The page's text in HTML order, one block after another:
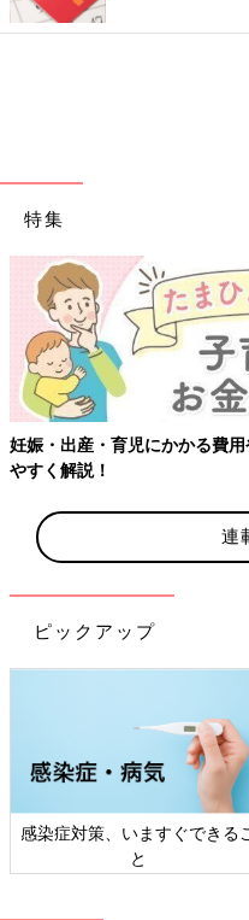
特集
【ワクチン接種できるものも
連
ピックアップ
日本外来小児科学会リーフレ
ト検討会